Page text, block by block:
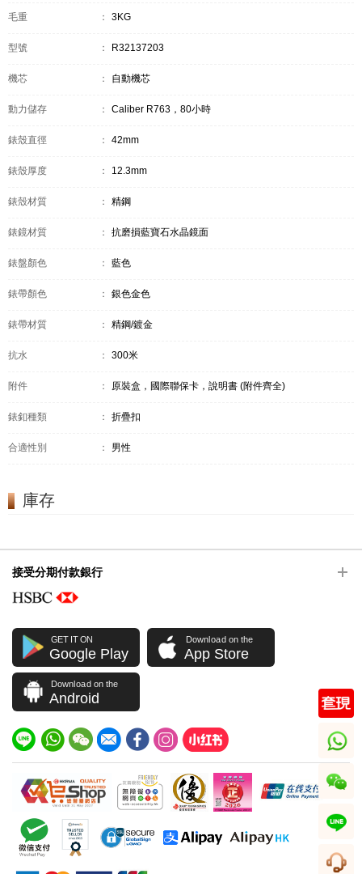
毛重 ： 3KG
型號 ： R32137203
機芯 ： 自動機芯
動力儲存 ： Caliber R763，80小時
錶殼直徑 ： 42mm
錶殼厚度 ： 12.3mm
錶殼材質 ： 精鋼
錶鏡材質 ： 抗磨損藍寶石水晶鏡面
錶盤顏色 ： 藍色
錶帶顏色 ： 銀色金色
錶帶材質 ： 精鋼/鍍金
抗水 ： 300米
附件 ： 原裝盒，國際聯保卡，說明書 (附件齊全)
錶釦種類 ： 折疊扣
合適性別 ： 男性
庫存
接受分期付款銀行
GET IT ON
Google Play
Download on the
App Store
Download on the
Android
whatsapp